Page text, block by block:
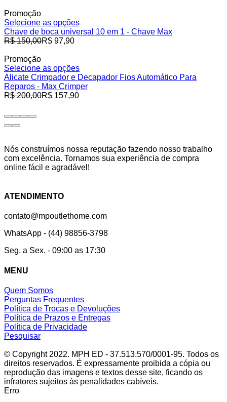
Promoção
Selecione as opções
Chave de boca universal 10 em 1 - Chave Max
Preço
R$ 150,00R$ 97,90
Promoção
Selecione as opções
Alicate Crimpador e Decapador Fios Automático Para
Reparos - Max Crimper
Preço
R$ 200,00R$ 157,90
Nós construímos nossa reputação fazendo nosso trabalho
com excelência. Tornamos sua experiência de compra
online fácil e agradável!
ATENDIMENTO
contato@mpoutlethome.com
WhatsApp - (44) 98856-3798
Seg. a Sex. - 09:00 as 17:30
MENU
Quem Somos
Perguntas Frequentes
Política de Trocas e Devoluções
Política de Prazos e Entregas
Política de Privacidade
Pesquisar
© Copyright 2022. MPH ED - 37.513.570/0001-95. Todos os
direitos reservados. É expressamente proibida a cópia ou
reprodução das imagens e textos desse site, ficando os
infratores sujeitos às penalidades cabíveis.
Erro